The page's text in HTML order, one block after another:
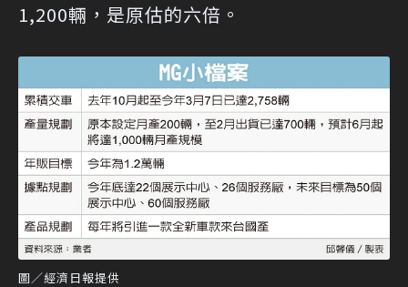
1,200輛，是原估的六倍。
圖／經濟日報提供